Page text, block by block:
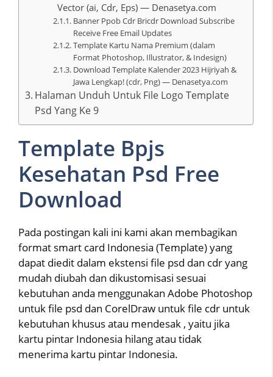
Vector (ai, Cdr, Eps) — Denasetya.com
Banner Ppob Cdr Bricdr Download Subscribe
Receive Free Email Updates
Template Kartu Nama Premium (dalam
Format Photoshop, Illustrator, & Indesign)
Download Template Kalender 2023 Hijriyah &
Jawa Lengkap! (cdr, Png) — Denasetya.com
Halaman Unduh Untuk File Logo Template
Psd Yang Ke 9
Template Bpjs
Kesehatan Psd Free
Download
Pada postingan kali ini kami akan membagikan
format smart card Indonesia (Template) yang
dapat diedit dalam ekstensi file psd dan cdr yang
mudah diubah dan dikustomisasi sesuai
kebutuhan anda menggunakan Adobe Photoshop
untuk file psd dan CorelDraw untuk file cdr untuk
kebutuhan khusus atau mendesak , yaitu jika
kartu pintar Indonesia hilang atau tidak
menerima kartu pintar Indonesia.